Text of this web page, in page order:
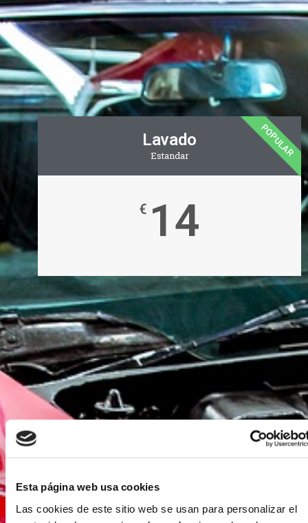
Esta página web usa cookies
Las cookies de este sitio web se usan para personalizar el
sociales y analizar el tráfico. Además, compartimos
información sobre el uso que haga del sitio web con
Lavado
Estandar
€ 14
POPULAR